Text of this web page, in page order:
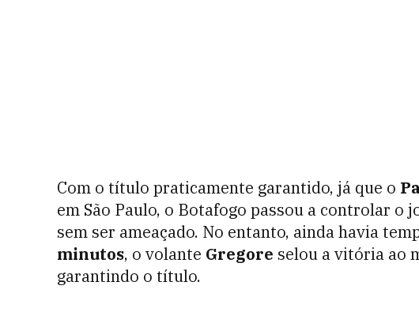
Com o título praticamente garantido, já que o
em São Paulo, o Botafogo passou a controlar o
sem ser ameaçado. No entanto, ainda havia
minutos, o volante Gregore selou a vitória ao
garantindo o título.